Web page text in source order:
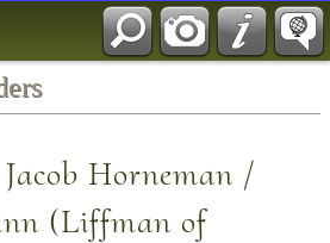
Horneman /
(Liffman of